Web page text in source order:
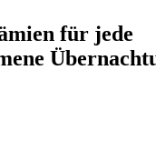
für jede